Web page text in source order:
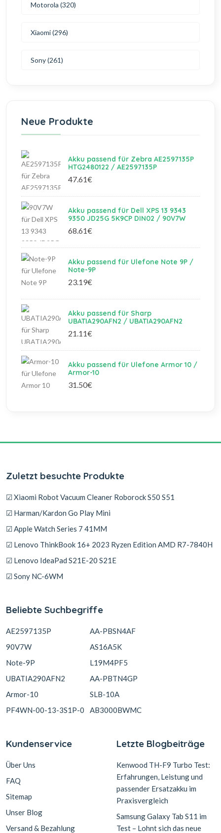
Motorola (320)
Xiaomi (296)
Sony (261)
Neue Produkte
Akku passend für Zebra AE2597135P
HTG2480122 / AE2597135P
47.61€
Akku passend für Dell XPS 13 9343
9350 JD25G 5K9CP DIN02 / 90V7W
68.61€
Akku passend für Ulefone Note 9P /
Note-9P
23.19€
Akku passend für Sharp
UBATIA290AFN2 / UBATIA290AFN2
21.11€
Akku passend für Ulefone Armor 10 /
Armor-10
31.50€
Zuletzt besuchte Produkte
☑ Xiaomi Robot Vacuum Cleaner Roborock S50 S51
☑ Harman/Kardon Go Play Mini
☑ Apple Watch Series 7 41MM
☑ Lenovo ThinkBook 16+ 2023 Ryzen Edition AMD R7-7840H
☑ Lenovo IdeaPad S21E-20 S21E
☑ Sony NC-6WM
Beliebte Suchbegriffe
AE2597135P
90V7W
Note-9P
UBATIA290AFN2
Armor-10
PF4WN-00-13-3S1P-0
AA-PBSN4AF
AS16A5K
L19M4PF5
AA-PBTN4GP
SLB-10A
AB3000BWMC
Kundenservice
Über Uns
FAQ
Sitemap
Unser Blog
Versand & Bezahlung
Letzte Blogbeiträge
Kenwood TH-F9 Turbo Test:
Erfahrungen, Leistung und
passender Ersatzakku im
Praxisvergleich
Samsung Galaxy Tab S11 im
Test – Lohnt sich das neue